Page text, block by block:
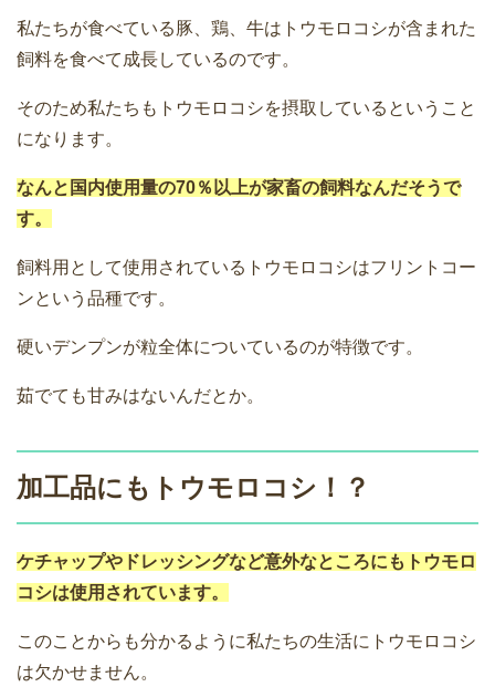
私たちが食べている豚、鶏、牛はトウモロコシが含まれた
飼料を食べて成長しているのです。
そのため私たちもトウモロコシを摂取しているということ
になります。
なんと国内使用量の70％以上が家畜の飼料なんだそうで
す。
飼料用として使用されているトウモロコシはフリントコー
ンという品種です。
硬いデンプンが粒全体についているのが特徴です。
茹でても甘みはないんだとか。
加工品にもトウモロコシ！？
ケチャップやドレッシングなど意外なところにもトウモロ
コシは使用されています。
このことからも分かるように私たちの生活にトウモロコシ
は欠かせません。